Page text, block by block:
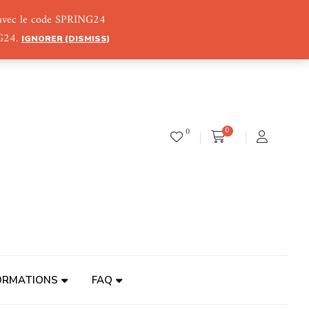
le code SPRING24
IGNORER (DISMISS)
0 0
FAQ